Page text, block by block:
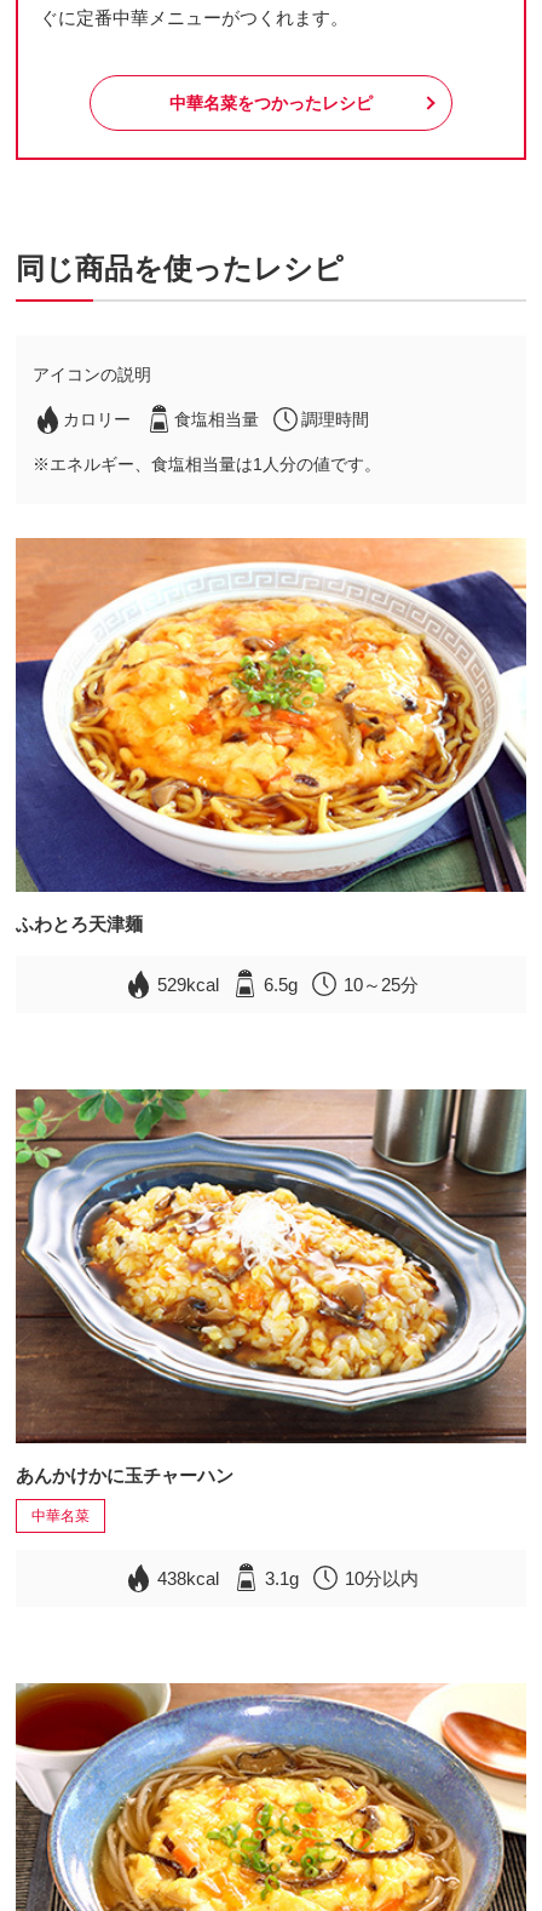
ぐに定番中華メニューがつくれます。
中華名菜をつかったレシピ
同じ商品を使ったレシピ
アイコンの説明
カロリー 食塩相当量 調理時間
※エネルギー、食塩相当量は1人分の値です。
ふわとろ天津麺
529kcal 6.5g 10～25分
あんかけかに玉チャーハン
中華名菜
438kcal 3.1g 10分以内